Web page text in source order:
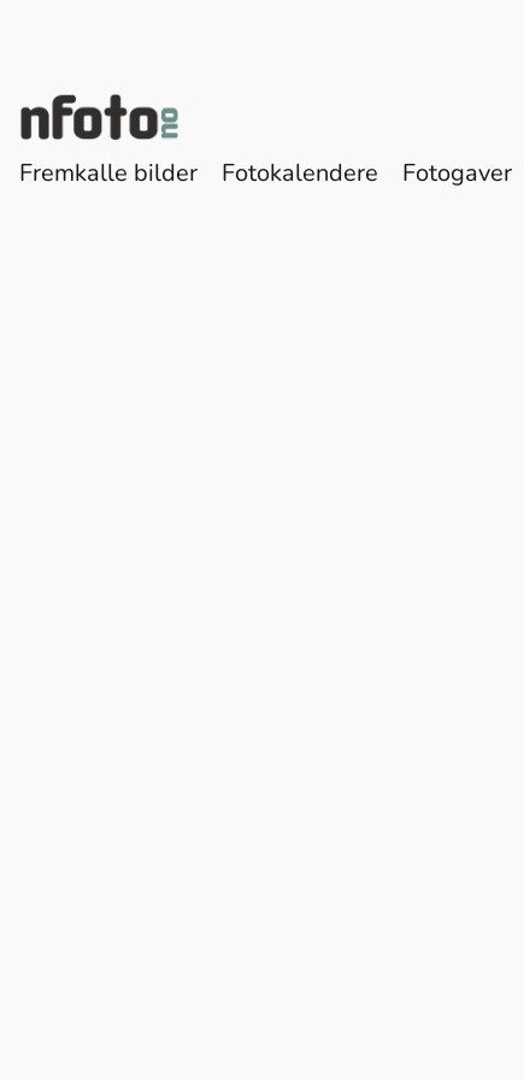
Fremkalle bilder Fotokalendere Fotogaver